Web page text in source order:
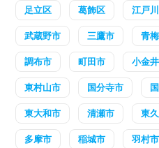
足立区 葛飾区 江戸
武蔵野市 三鷹市 青
調布市 町田市 小金
東村山市 国分寺市
東大和市 清瀬市 東
多摩市 稲城市 羽村市